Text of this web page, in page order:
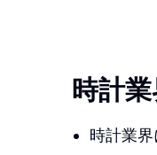
時計
時計業